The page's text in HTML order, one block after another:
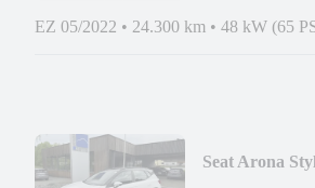
EZ 05/2022 • 24.300 km • 48 kW (65
Seat Arona